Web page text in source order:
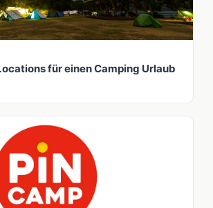
für einen Camping Urlaub